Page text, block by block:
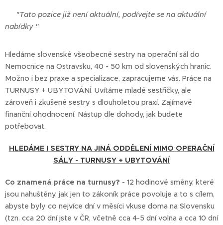
"Tato pozice již není aktuální, podívejte se na aktuální
nabídky "
Hledáme slovenské všeobecné sestry na operační sál do
Nemocnice na Ostravsku, 40 - 50 km od slovenských hranic.
Možno i bez praxe a specializace, zapracujeme vás. Práce na
TURNUSY + UBYTOVÁNÍ. Uvítáme mladé sestřičky, ale
zároveň i zkušené sestry s dlouholetou praxí. Zajímavé
finanční ohodnocení. Nástup dle dohody, jak budete
potřebovat.
HLEDÁME I SESTRY NA JINÁ ODDĚLENÍ MIMO OPERAČNÍ
SÁLY - TURNUSY + UBYTOVÁNÍ
Co znamená práce na turnusy? - 12 hodinové směny, které
jsou nahuštěny, jak jen to zákoník práce povoluje a to s cílem,
abyste byly co nejvíce dní v měsíci vkuse doma na Slovensku
(tzn. cca 20 dní jste v ČR, včetně cca 4-5 dní volna a cca 10 dní